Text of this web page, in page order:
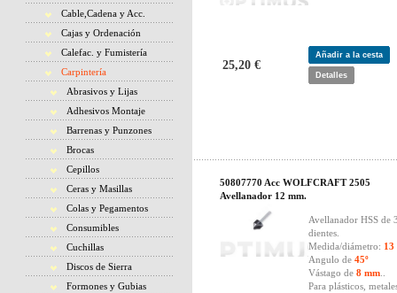
Cable,Cadena y Acc.
Cajas y Ordenación
Calefac. y Fumistería
Carpintería
Abrasivos y Lijas
Adhesivos Montaje
Barrenas y Punzones
Brocas
Cepillos
Ceras y Masillas
Colas y Pegamentos
Consumibles
Cuchillas
Discos de Sierra
Formones y Gubias
25,20 €
Añadir a la cesta
Detalles
50807770 Acc WOLFCRAFT 2505
Avellanador 12 mm.
Avellanador HSS de
dientes.
Medida/diámetro: 13
Angulo de 45º
Vástago de 8 mm
Para plásticos,